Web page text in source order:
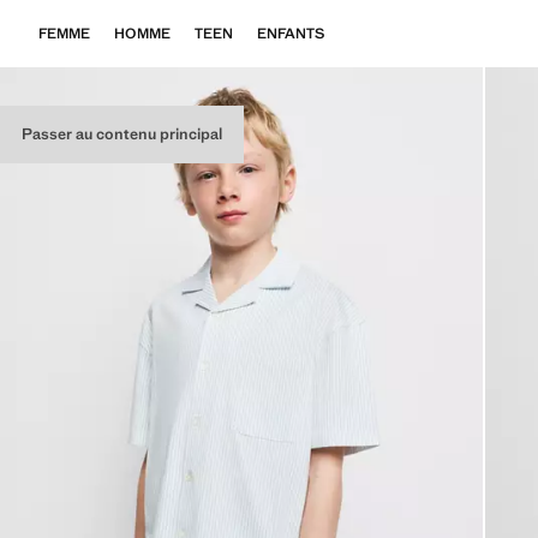
Passer au contenu principal
FEMME HOMME TEEN ENFANTS